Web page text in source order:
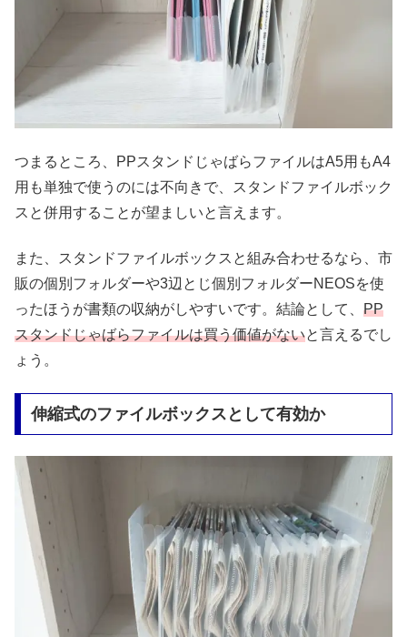
つまるところ、PPスタンドじゃばらファイルはA5用もA4
用も単独で使うのには不向きで、スタンドファイルボック
スと併用することが望ましいと言えます。
また、スタンドファイルボックスと組み合わせるなら、市
販の個別フォルダーや3辺とじ個別フォルダーNEOSを使
ったほうが書類の収納がしやすいです。結論として、 PP
スタンドじゃばらファイルは買う価値がないと言えるでし
ょう。
伸縮式のファイルボックスとして有効か